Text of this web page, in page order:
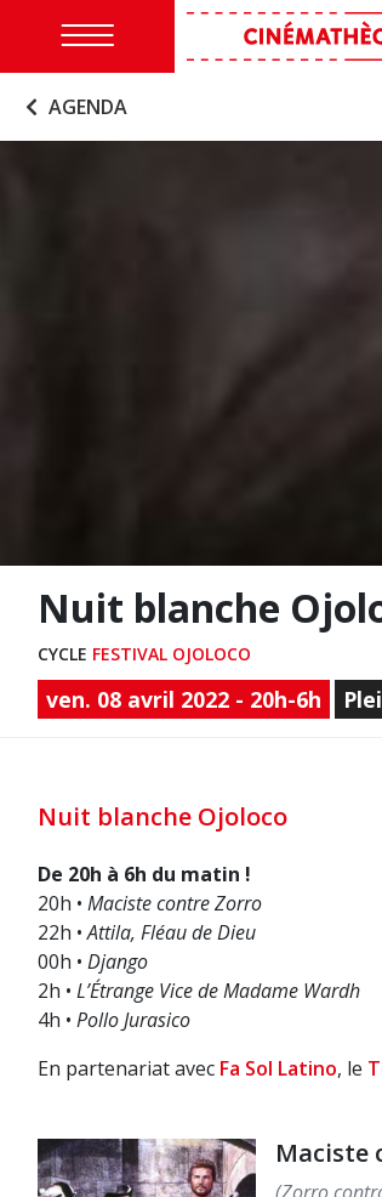
AGENDA
Nuit blanche
CYCLE FESTIVAL OJOLOCO
ven. 08 avril 2022 - 20h-6h
Nuit blanche Ojoloco
De 20h à 6h du matin !
20h • Maciste contre Zorro
22h •Attila, Fléau de Dieu
00h • Django
2h • L’Étrange Vice de Madame Wardh
4h • Pollo Jurasico
En partenariat avec Fa Sol Latino, le
Maciste